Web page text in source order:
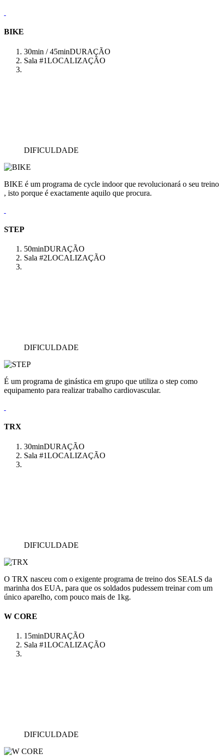
BIKE
30min / 45minDURAÇÃO
Sala #1LOCALIZAÇÃO
DIFICULDADE
BIKE é um programa de cycle indoor que revolucionará o seu treino
, isto porque é exactamente aquilo que procura.
STEP
50minDURAÇÃO
Sala #2LOCALIZAÇÃO
DIFICULDADE
É um programa de ginástica em grupo que utiliza o step como
equipamento para realizar trabalho cardiovascular.
TRX
30minDURAÇÃO
Sala #1LOCALIZAÇÃO
DIFICULDADE
O TRX nasceu com o exigente programa de treino dos SEALS da
marinha dos EUA, para que os soldados pudessem treinar com um
único aparelho, com pouco mais de 1kg.
W CORE
15minDURAÇÃO
Sala #1LOCALIZAÇÃO
DIFICULDADE